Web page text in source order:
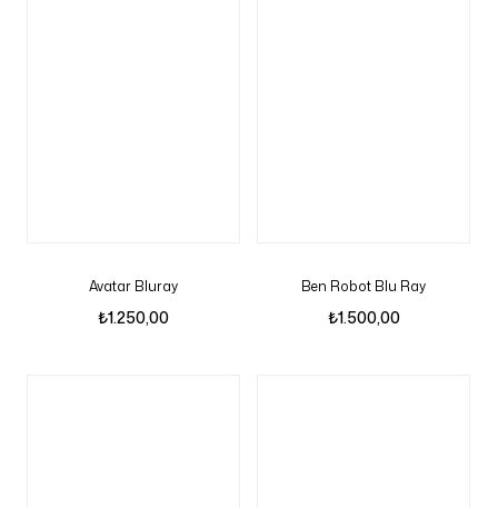
Avatar Bluray
₺1.250,00
Ben Robot Blu Ray
₺1.500,00